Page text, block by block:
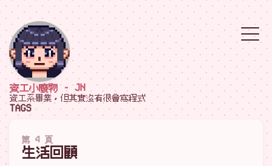
資工小廢物 - JN
資工系畢業，但其實沒有很會寫程式
TAGS
第 4 頁
生活回顧